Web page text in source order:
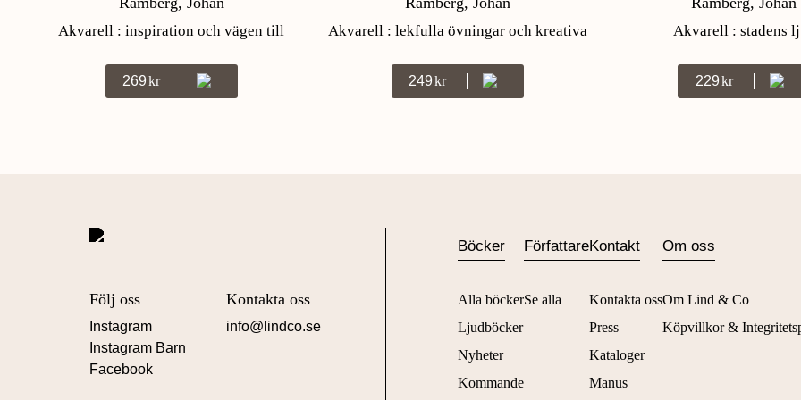
Akvarell : inspiration och vägen till
269Kr
Akvarell : lekfulla övningar och kreativa
249Kr
Akvarell : stadens
229Kr
Kontakta oss
info@lindco.se
Följ oss
Instagram
Instagram Barn
Facebook
Böcker
Alla böcker
Ljudböcker
Nyheter
Kommande
Författare
Se alla
Kontakt
Kontakta oss
Press
Kataloger
Manus
Om oss
Om Lind & Co
Köpvillkor &